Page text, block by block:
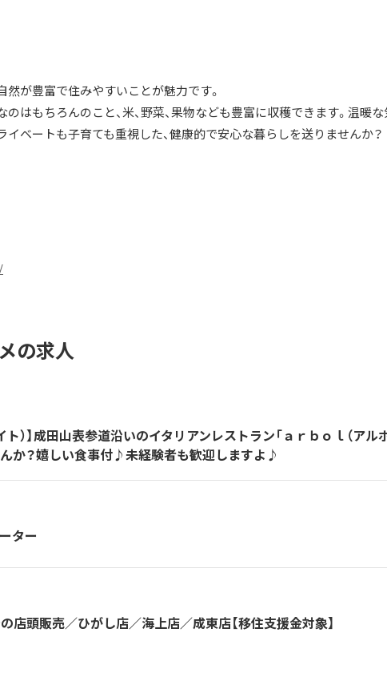
然が豊富で住みやすいことが魅力です。
のはもちろんのこと、米、野菜、果物なども豊富に収穫できます。温暖
イベートも子育ても重視した、健康的で安心な暮らしを送りませんか？
の求人
ト）】成田山表参道沿いのイタリアンレストラン「ａｒｂｏｌ（アル
んか？嬉しい食事付♪未経験者も歓迎しますよ♪
ター
の店頭販売／ひがし店／海上店／成東店【移住支援金対象】